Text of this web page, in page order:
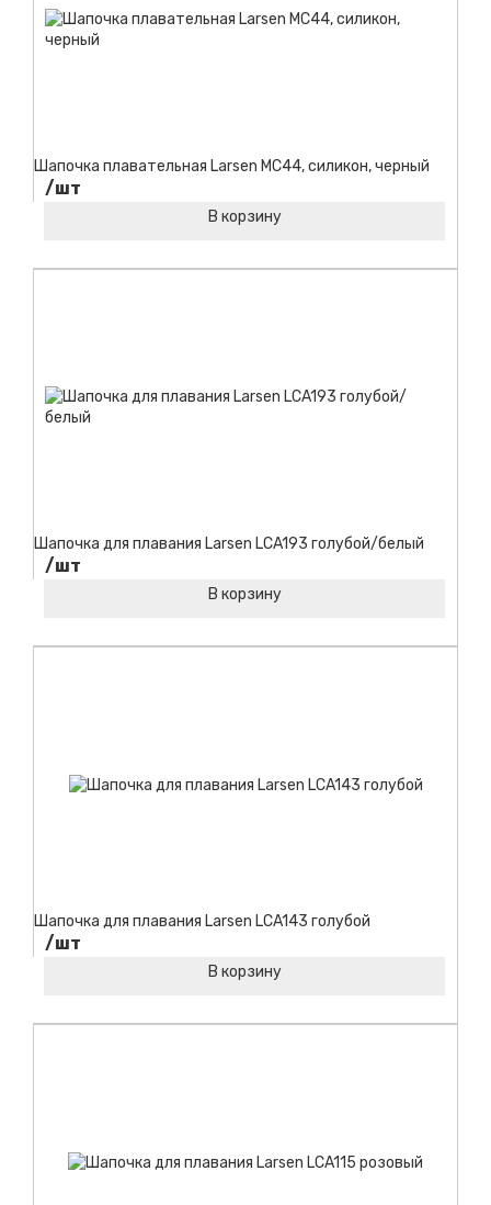
Шапочка плавательная Larsen MC44, силикон, черный
/шт
В корзину
Шапочка для плавания Larsen LCA193 голубой/белый
/шт
В корзину
Шапочка для плавания Larsen LCA143 голубой
/шт
В корзину